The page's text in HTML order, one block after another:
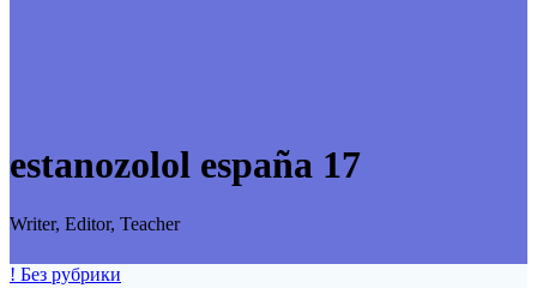
estanozolol españa 17
Writer, Editor, Teacher
! Без рубрики